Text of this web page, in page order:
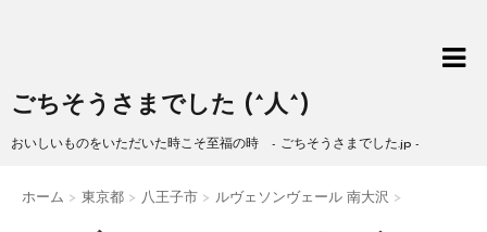
ごちそうさまでした (^人^)
おいしいものをいただいた時こそ至福の時 - ごちそうさまでした.jp -
ホーム > 東京都 > 八王子市 > ルヴェソンヴェール 南大沢 >